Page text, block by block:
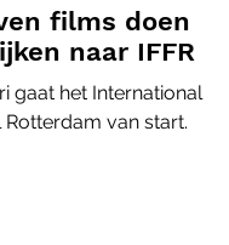
films doen
naar IFFR
gaat het International
Rotterdam van start.